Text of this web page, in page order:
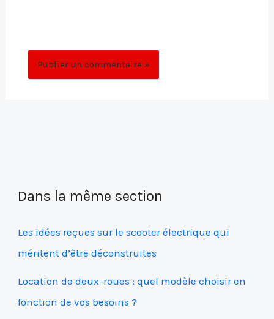
Dans la même section
Les idées reçues sur le scooter électrique qui
méritent d’être déconstruites
Location de deux-roues : quel modèle choisir en
fonction de vos besoins ?